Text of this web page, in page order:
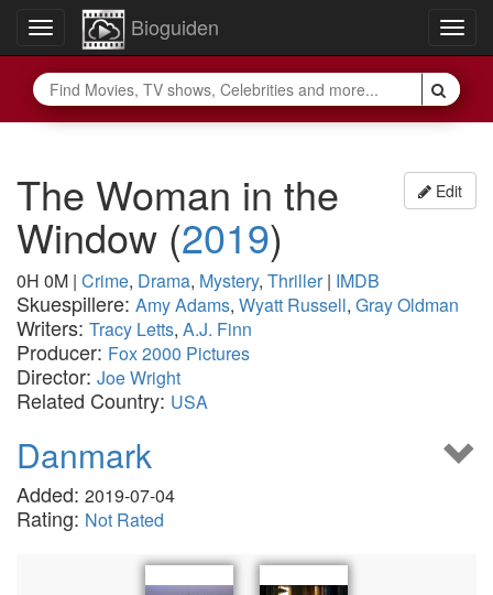
Toggle
navigation
Bioguiden
Edit
The Woman in the
Window (2019)
0H 0M | Crime, Drama, Mystery, Thriller| IMDB
Skuespillere: Amy Adams, Wyatt Russell, Gray Oldman
Writers: Tracy Letts, A.J. Finn
Producer: Fox 2000 Pictures
Director: Joe Wright
Related Country: USA
Danmark
Added: 2019-07-04
Rating: Not Rated